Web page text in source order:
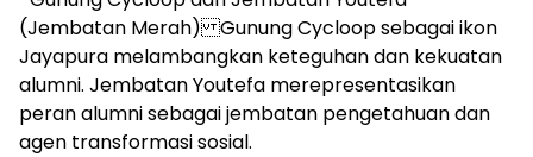
(Jembatan Merah) Gunung Cycloop sebagai ikon
Jayapura melambangkan keteguhan dan kekuatan
alumni. Jembatan Youtefa merepresentasikan
peran alumni sebagai jembatan pengetahuan dan
agen transformasi sosial.